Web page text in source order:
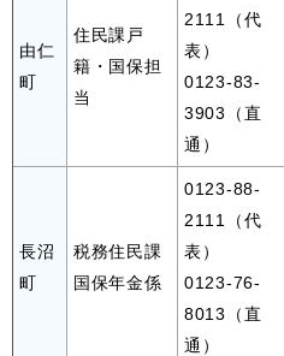
由仁
町
住民課戸
籍・国保担
当
2111（代
表）
0123-83-
3903（直
通）
長沼
町
税務住民課
国保年金係
0123-88-
2111（代
表）
0123-76-
8013（直
通）